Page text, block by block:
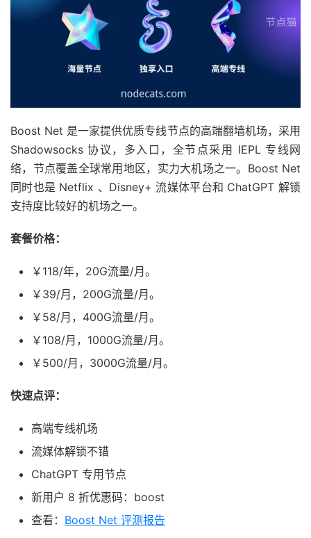
Boost Net 是一家提供优质专线节点的高端翻墙机场，采用
Shadowsocks 协议，多入口，全节点采用 IEPL 专线网
络，节点覆盖全球常用地区，实力大机场之一。Boost Net
同时也是 Netflix 、Disney+ 流媒体平台和 ChatGPT 解锁
支持度比较好的机场之一。
套餐价格：
￥118/年，20G流量/月。
￥39/月，200G流量/月。
￥58/月，400G流量/月。
￥108/月，1000G流量/月。
￥500/月，3000G流量/月。
快速点评：
高端专线机场
流媒体解锁不错
ChatGPT 专用节点
新用户 8 折优惠码：boost
查看： Boost Net 评测报告